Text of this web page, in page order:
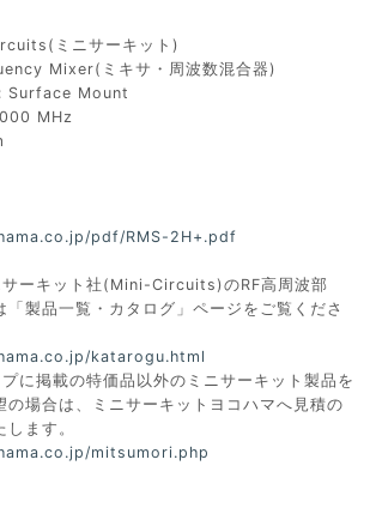
ミニサーキット)
Mixer(ミキサ・周波数混合器)
Surface Mount
MHz
pdf/RMS-2H+.pdf
ーキット社(Mini-Circuits)のRF高周波部
「製品一覧・カタログ」ページをご覧くださ
katarogu.html
に掲載の特価品以外のミニサーキット製品を
の場合は、ミニサーキットヨコハマへ見積の
ます。
mitsumori.php